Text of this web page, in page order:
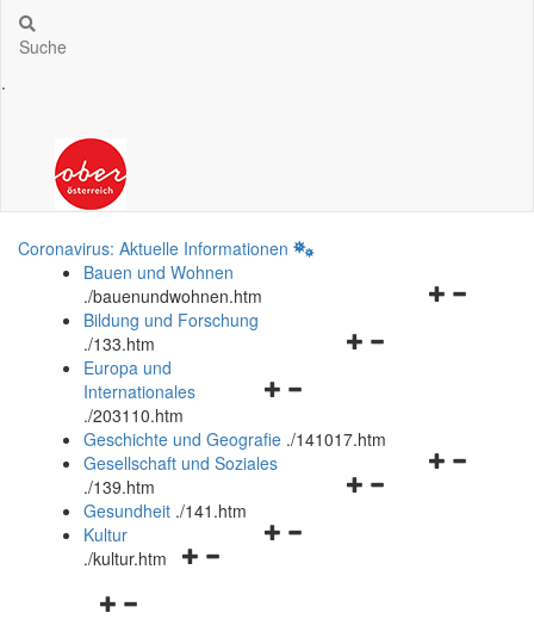
Suche
.
Coronavirus: Aktuelle Informationen
Bauen und Wohnen
./bauenundwohnen.htm
Navigationsmenü
Bildung und Forschung
./133.htm
Navigationsmenü
und
schließen
Europa und
Internationales
./203110.htm
Geschichte und Geografie ./141017.htm
Navigationsmenü
Gesellschaft und Soziales
./139.htm
Navigationsmenü
Gesundheit ./141.htm
Navigationsmenü
Kultur
./kultur.htm
Navigationsmenü